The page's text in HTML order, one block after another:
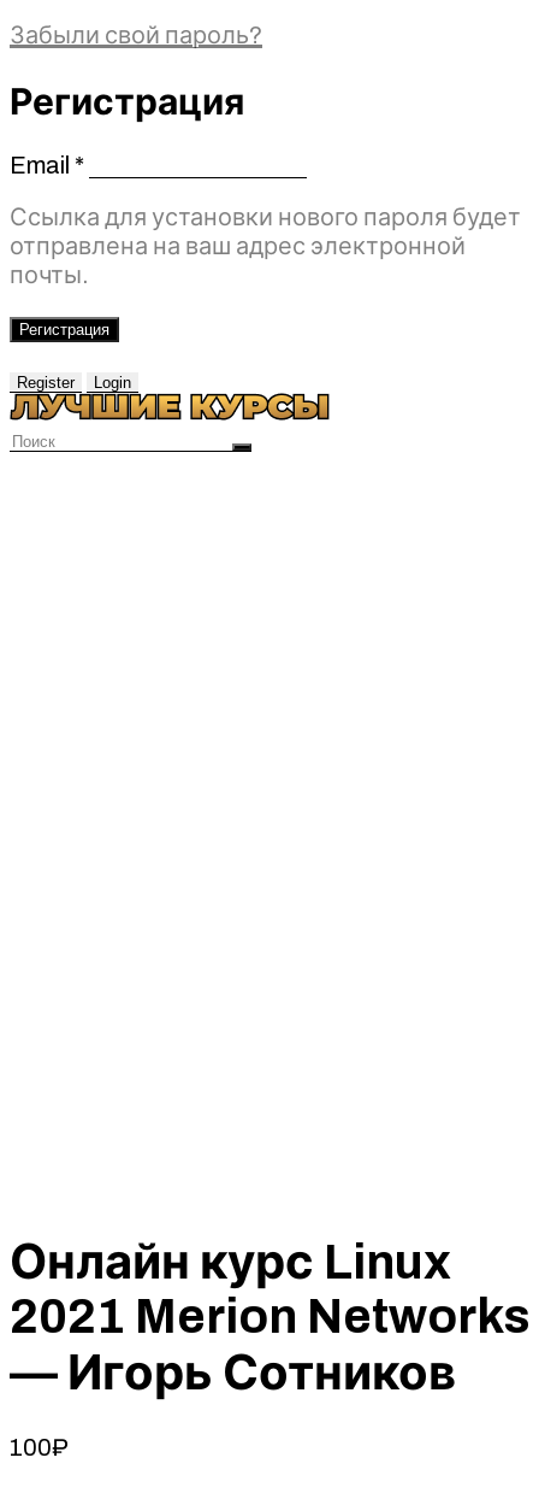
Забыли свой пароль?
Регистрация
Email *Обязательно
Ссылка для установки нового пароля будет
отправлена ​​на ваш адрес электронной
почты.
Регистрация
Register Login
Онлайн курс Linux
2021 Merion Networks
— Игорь Сотников
100₽